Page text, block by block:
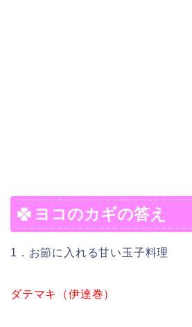
ヨコのカギの答え
1．お節に入れる甘い玉子料理
ダテマキ（伊達巻）